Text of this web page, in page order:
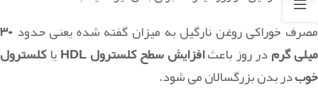
مصرف خوراکی روغن نارگیل به میزان گفته شده یعنی حدود ۳۰
میلی گرمدر روز باعثافزایش سطح کلسترول HDL یاکلسترول
خوبدر بدن بزرگسالان می شود.